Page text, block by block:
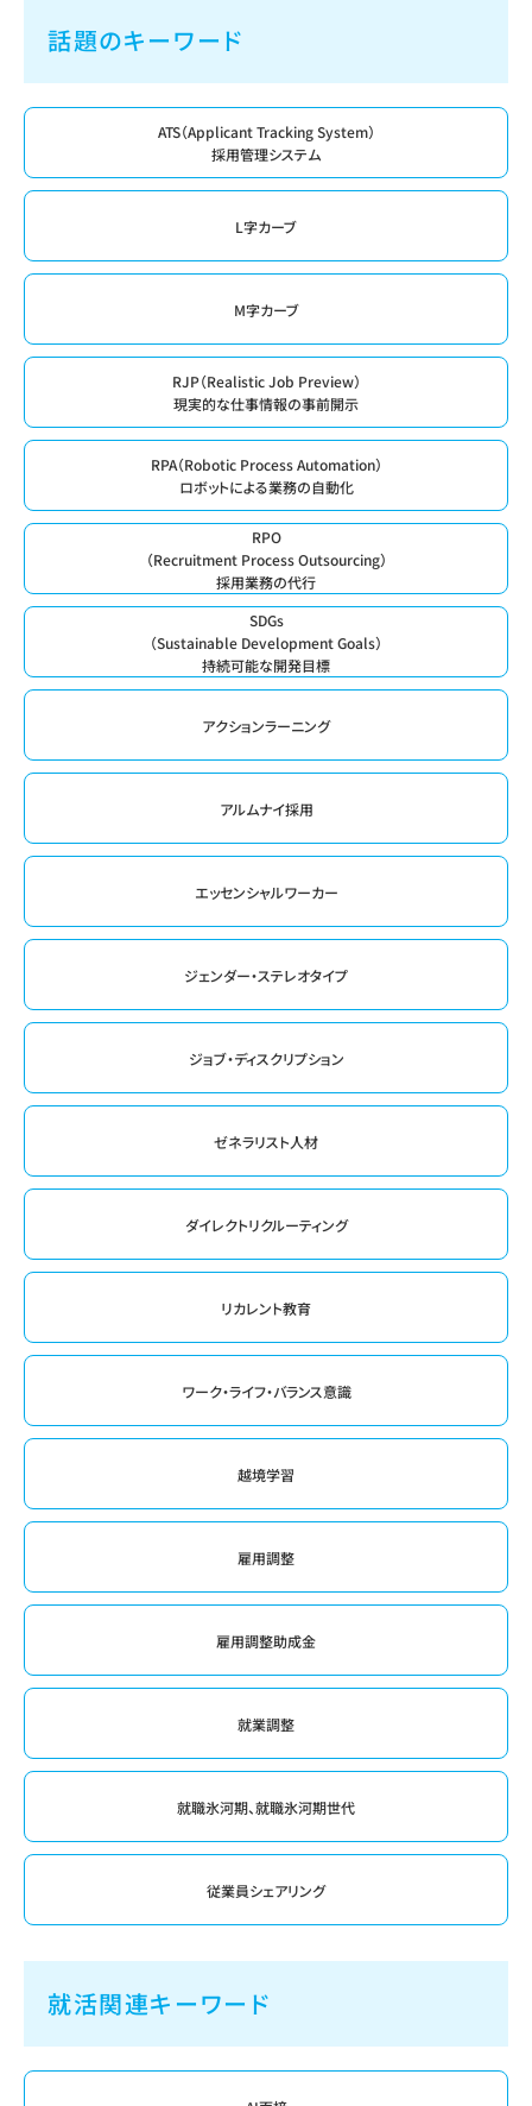
話題のキーワード
ATS（Applicant Tracking System）
採用管理システム
L字カーブ
M字カーブ
RJP（Realistic Job Preview）
現実的な仕事情報の事前開示
RPA（Robotic Process Automation）
ロボットによる業務の自動化
RPO
（Recruitment Process Outsourcing）
採用業務の代行
SDGs
（Sustainable Development Goals）
持続可能な開発目標
アクションラーニング
アルムナイ採用
エッセンシャルワーカー
ジェンダー・ステレオタイプ
ジョブ・ディスクリプション
ゼネラリスト人材
ダイレクトリクルーティング
リカレント教育
ワーク・ライフ・バランス意識
越境学習
雇用調整
雇用調整助成金
就業調整
就職氷河期、就職氷河期世代
従業員シェアリング
就活関連キーワード